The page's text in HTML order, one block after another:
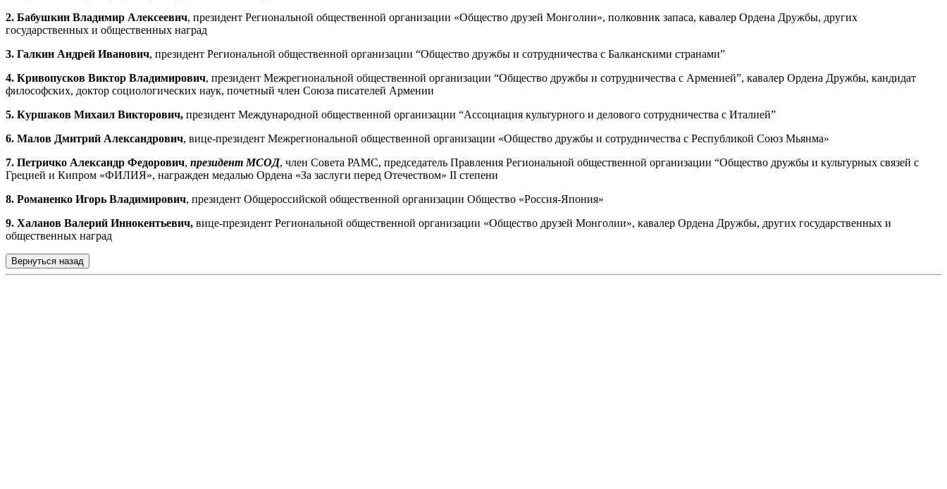
2. Бабушкин Владимир Алексеевич, президент Региональной общественной организации «Общество друзей Монголии», полковник запаса, кавалер Ордена Дружбы, других
государственных и общественных наград
3. Галкин Андрей Иванович, президент Региональной общественной организации “Общество дружбы и сотрудничества с Балканскими странами”
4. Кривопусков Виктор Владимирович, президент Межрегиональной общественной организации “Общество дружбы и сотрудничества с Арменией”, кавалер Ордена Дружбы, кандидат
философских, доктор социологических наук, почетный член Союза писателей Армении
5. Куршаков Михаил Викторович, президент Международной общественной организации “Ассоциация культурного и делового сотрудничества с Италией”
6. Малов Дмитрий Александрович, вице-президент Межрегиональной общественной организации «Общество дружбы и сотрудничества с Республикой Союз Мьянма»
7. Петричко Александр Федорович, президент МСОД, член Совета РАМС, председатель Правления Региональной общественной организации “Общество дружбы и культурных связей с
Грецией и Кипром «ФИЛИЯ», награжден медалью Ордена «За заслуги перед Отечеством» II степени
8. Романенко Игорь Владимирович, президент Общероссийской общественной организации Общество «Россия-Япония»
9. Халанов Валерий Иннокентьевич, вице-президент Региональной общественной организации «Общество друзей Монголии», кавалер Ордена Дружбы, других государственных и
общественных наград
Вернуться назад